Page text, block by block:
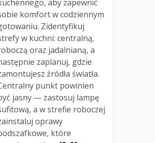
aby zapewnić
komfort w codziennym
Zidentyfikuj
w kuchni: centralną,
oraz jadalnianą, a
zaplanuj, gdzie
źródła światła.
punkt powinien
jasny — zastosuj lampę
a w strefie roboczej
oprawy
które